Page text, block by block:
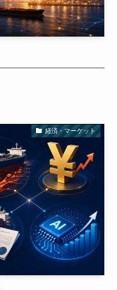
経済・マーケット